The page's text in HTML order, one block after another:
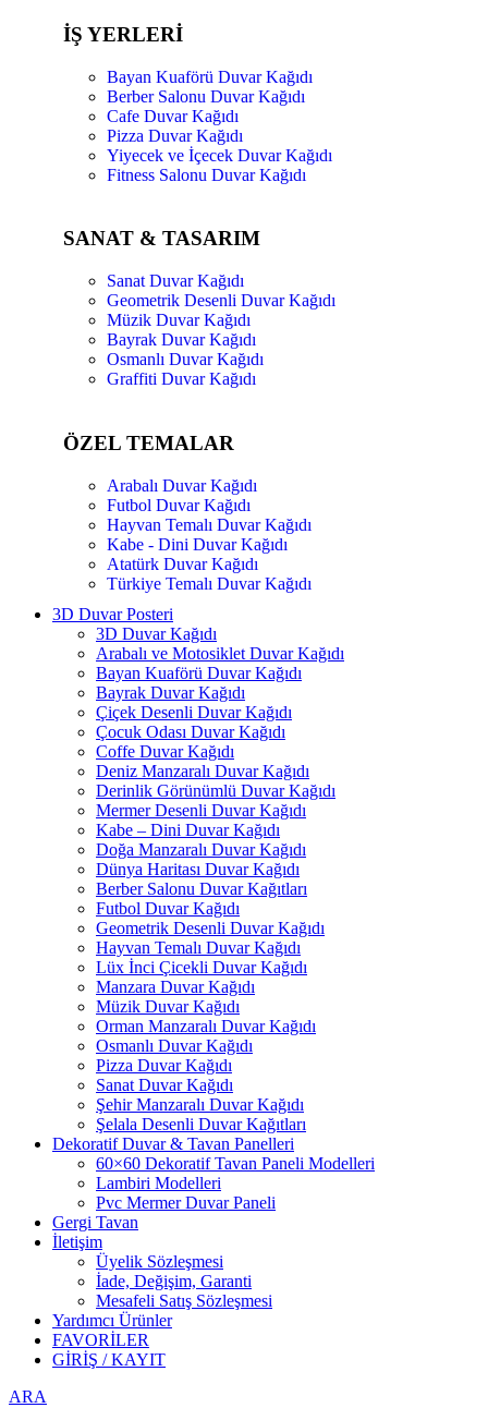
İŞ YERLERİ
Bayan Kuaförü Duvar Kağıdı
Berber Salonu Duvar Kağıdı
Cafe Duvar Kağıdı
Pizza Duvar Kağıdı
Yiyecek ve İçecek Duvar Kağıdı
Fitness Salonu Duvar Kağıdı
SANAT & TASARIM
Sanat Duvar Kağıdı
Geometrik Desenli Duvar Kağıdı
Müzik Duvar Kağıdı
Bayrak Duvar Kağıdı
Osmanlı Duvar Kağıdı
Graffiti Duvar Kağıdı
ÖZEL TEMALAR
Arabalı Duvar Kağıdı
Futbol Duvar Kağıdı
Hayvan Temalı Duvar Kağıdı
Kabe - Dini Duvar Kağıdı
Atatürk Duvar Kağıdı
Türkiye Temalı Duvar Kağıdı
3D Duvar Posteri
3D Duvar Kağıdı
Arabalı ve Motosiklet Duvar Kağıdı
Bayan Kuaförü Duvar Kağıdı
Bayrak Duvar Kağıdı
Çiçek Desenli Duvar Kağıdı
Çocuk Odası Duvar Kağıdı
Coffe Duvar Kağıdı
Deniz Manzaralı Duvar Kağıdı
Derinlik Görünümlü Duvar Kağıdı
Mermer Desenli Duvar Kağıdı
Kabe – Dini Duvar Kağıdı
Doğa Manzaralı Duvar Kağıdı
Dünya Haritası Duvar Kağıdı
Berber Salonu Duvar Kağıtları
Futbol Duvar Kağıdı
Geometrik Desenli Duvar Kağıdı
Hayvan Temalı Duvar Kağıdı
Lüx İnci Çicekli Duvar Kağıdı
Manzara Duvar Kağıdı
Müzik Duvar Kağıdı
Orman Manzaralı Duvar Kağıdı
Osmanlı Duvar Kağıdı
Pizza Duvar Kağıdı
Sanat Duvar Kağıdı
Şehir Manzaralı Duvar Kağıdı
Şelala Desenli Duvar Kağıtları
Dekoratif Duvar & Tavan Panelleri
60×60 Dekoratif Tavan Paneli Modelleri
Lambiri Modelleri
Pvc Mermer Duvar Paneli
Gergi Tavan
İletişim
Üyelik Sözleşmesi
İade, Değişim, Garanti
Mesafeli Satış Sözleşmesi
Yardımcı Ürünler
FAVORİLER
GİRİŞ / KAYIT
ARA